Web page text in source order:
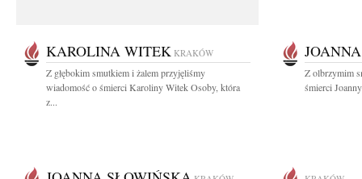
KAROLINA WITEK KRAKÓW
Z głębokim smutkiem i żalem przyjęliśmy
wiadomość o śmierci Karoliny Witek Osoby, która
z...
Z olbrzymim
śmierci